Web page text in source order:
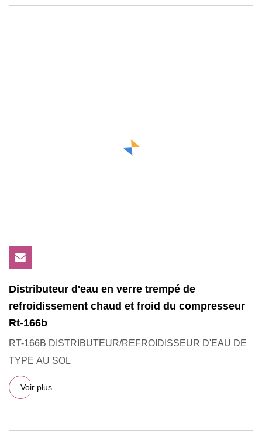
Distributeur d'eau en verre trempé de
refroidissement chaud et froid du compresseur
Rt-166b
RT-166B DISTRIBUTEUR/REFROIDISSEUR D'EAU DE
TYPE AU SOL
Voir plus